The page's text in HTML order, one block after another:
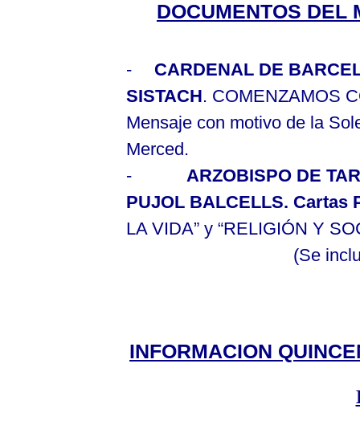
DOCUMENTOS DEL
-
CARDENAL DE
SISTACH. COMENZAMOS
Mensaje con motivo de la
Merced.
-
ARZOBISPO DE
PUJOL BALCELLS. Cartas
LA VIDA” y “RELIGIÓN Y
(Se
INFORMACION